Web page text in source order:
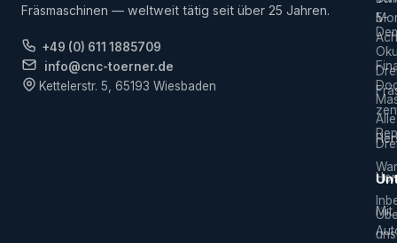
Fräsmaschinen — weltweit tätig seit über 25 Jahren.
+49 (0) 611 1885709
info@cnc-toerner.de
Kettelerstr. 5, 65193 Wiesbaden
5-
Mit
Alle
uns